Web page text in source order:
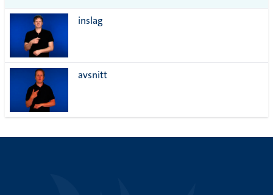
alla i
inslag
avsnitt